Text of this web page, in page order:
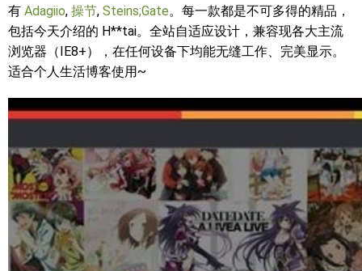
有 Adagiio, 操节, Steins;Gate。每一款都是不可多得的精品，
包括今天介绍的 H**tai。全站自适应设计，兼容现各大主流
浏览器（IE8+），在任何设备下均能无缝工作、完美显示。
适合个人生活博客使用~